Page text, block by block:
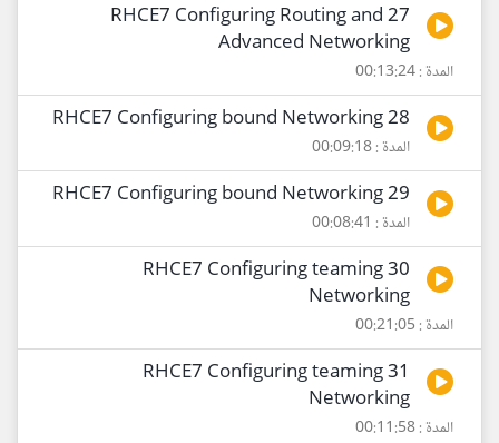
27 RHCE7 Configuring Routing and
Advanced Networking
المدة : 00:13:24
28 RHCE7 Configuring bound Networking
المدة : 00:09:18
29 RHCE7 Configuring bound Networking
المدة : 00:08:41
30 RHCE7 Configuring teaming
Networking
المدة : 00:21:05
31 RHCE7 Configuring teaming
Networking
المدة : 00:11:58